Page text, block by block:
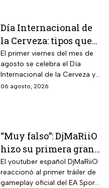
Día Internacional de
la Cerveza: tipos que
hay con base en su
sabor y fermentación
El primer viernes del mes de
agosto se celebra el Día
Internacional de la Cerveza y
si quieres celebrarlo
06 agosto, 2026
“Muy falso”: DjMaRiiO
hizo su primera gran
crítica al gameplay
del EA Sports FC 27
El youtuber español DjMaRiiO
reaccionó al primer tráiler de
gameplay oficial del EA Sports